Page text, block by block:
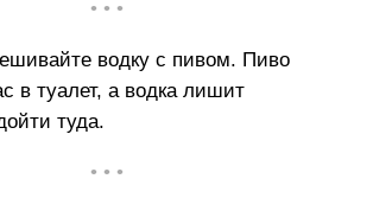
• • •
водку с пивом. Пиво
в туалет, а водка лишит
туда.
• • •